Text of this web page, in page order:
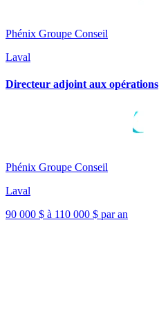
Phénix Groupe Conseil
Laval
Directeur adjoint aux opérations
Phénix Groupe Conseil
Laval
90 000 $ à 110 000 $ par an